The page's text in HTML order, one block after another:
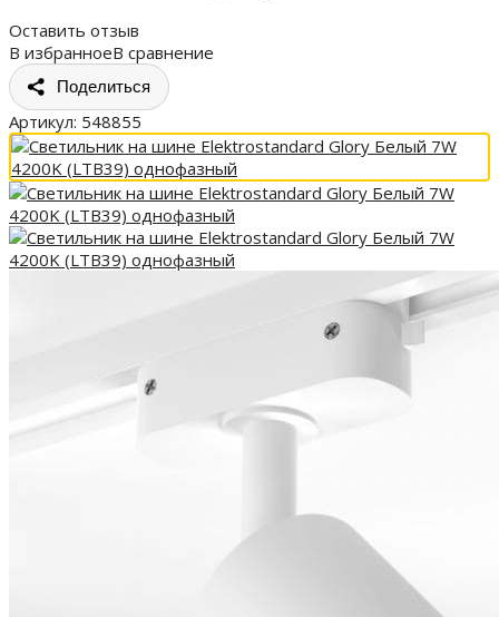
Оставить отзыв
В избранноеВ сравнение
Поделиться
Артикул: 548855